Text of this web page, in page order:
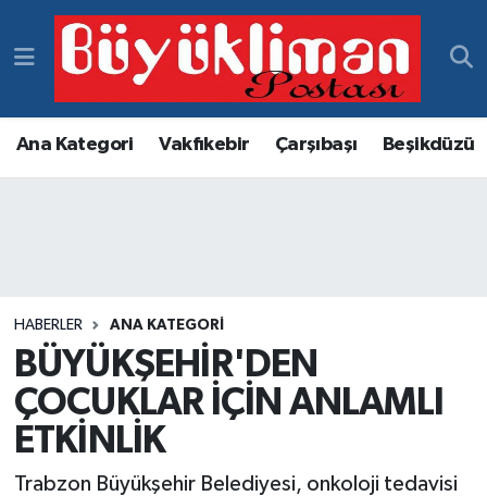
Ana Kategori Vakfıkebir Çarşıbaşı Beşikdüzü
HABERLER ANA KATEGORI
BÜYÜKŞEHİR'DEN
ÇOCUKLAR İÇİN ANLAMLI
ETKİNLİK
Trabzon Büyükşehir Belediyesi, onkoloji tedavisi
Vakfıkebir Hava Durumu
Vakfıkebir Trafik Yoğunluk Haritası
Haber Arşivi